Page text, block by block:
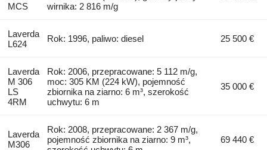
MCS
wirnika: 2 816 m/g
Laverda
L624
Rok: 1996, paliwo: diesel 25 500 €
Laverda
M 306
LS
4RM
Rok: 2006, przepracowane: 5 112 m/g,
moc: 305 KM (224 kW), pojemność
zbiornika na ziarno: 6 m³, szerokość
uchwytu: 6 m
35 000 €
Laverda
M306
Rok: 2008, przepracowane: 2 367 m/g,
pojemność zbiornika na ziarno: 9 m³,
69 440 €